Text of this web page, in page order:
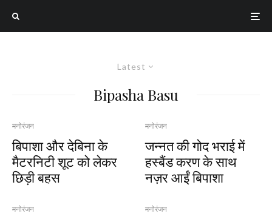
Latest
Bipasha Basu
मनोरंजन
बिपाशा और देबिना के
मैटरनिटी शूट को लेकर
छिड़ी बहस
मनोरंजन
मनोरंजन
जन्नत की गोद भराई में
हस्बैंड करण के साथ
नज़र आईं बिपाशा
मनोरंजन